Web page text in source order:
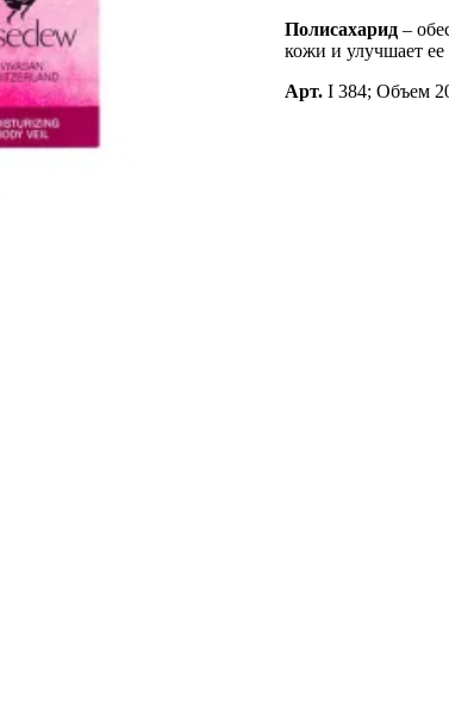
Полисахарид –
кожи и улучшает
Арт.I 384; Объем